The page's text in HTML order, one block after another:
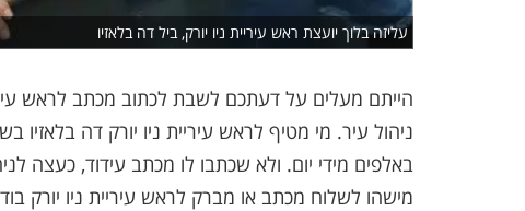
עליזה בלוך יועצת ראש עיריית ניו יורק, ביל דה בלאזיו
הייתם מעלים על דעתכם לשבת לכתוב מכתב לראש
ניהול עיר. מי מטיף לראש עיריית ניו יורק דה
באלפים מידי יום. ולא שכתבו לו מכתב עידוד, כעצה
מישהו לשלוח מכתב או מברק לראש עיריית ניו יורק